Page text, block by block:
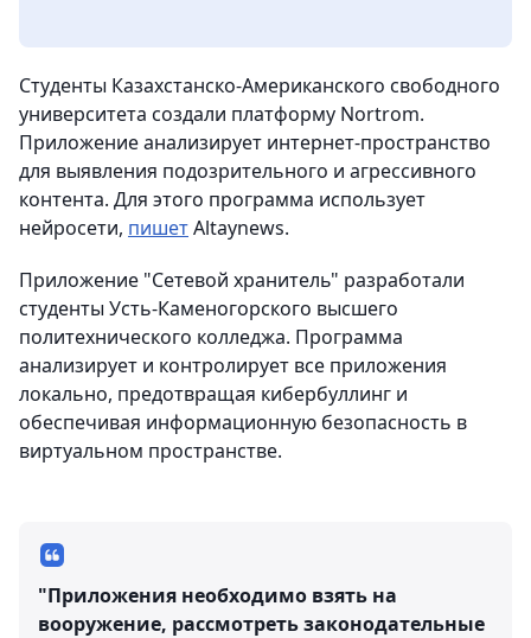
Студенты Казахстанско-Американского свободного
университета создали платформу Nortrom.
Приложение анализирует интернет-пространство
для выявления подозрительного и агрессивного
контента. Для этого программа использует
нейросети, пишетAltaynews.
Приложение "Сетевой хранитель" разработали
студенты Усть-Каменогорского высшего
политехнического колледжа. Программа
анализирует и контролирует все приложения
локально, предотвращая кибербуллинг и
обеспечивая информационную безопасность в
виртуальном пространстве.
"Приложения необходимо взять на
вооружение, рассмотреть законодательные